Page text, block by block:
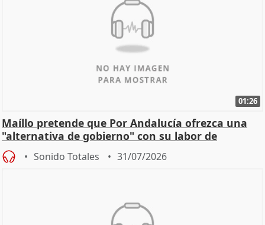
01:26
Maíllo pretende que Por Andalucía ofrezca una
"alternativa de gobierno" con su labor de
oposición
Sonido Totales 31/07/2026